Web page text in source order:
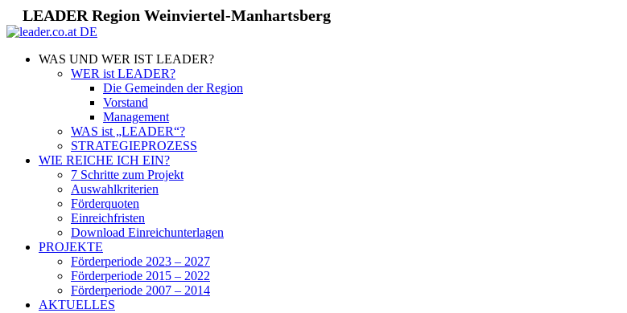
LEADER Region Weinviertel-Manhartsberg
WAS UND WER IST LEADER?
WER ist LEADER?
Die Gemeinden der Region
Vorstand
Management
WAS ist „LEADER“?
STRATEGIEPROZESS
WIE REICHE ICH EIN?
7 Schritte zum Projekt
Auswahlkriterien
Förderquoten
Einreichfristen
Download Einreichunterlagen
PROJEKTE
Förderperiode 2023 – 2027
Förderperiode 2015 – 2022
Förderperiode 2007 – 2014
AKTUELLES